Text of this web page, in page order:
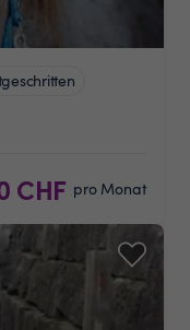
CHF pro Monat